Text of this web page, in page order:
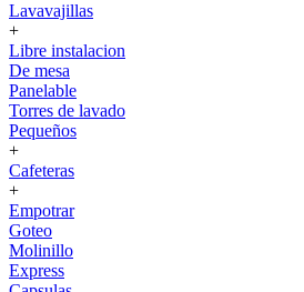
Lavavajillas
+
Libre instalacion
De mesa
Panelable
Torres de lavado
Pequeños
+
Cafeteras
+
Empotrar
Goteo
Molinillo
Express